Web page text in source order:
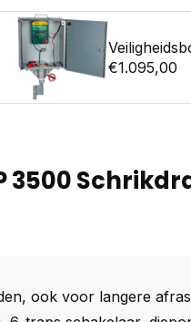
€1.095,00
3500
ook voor langere